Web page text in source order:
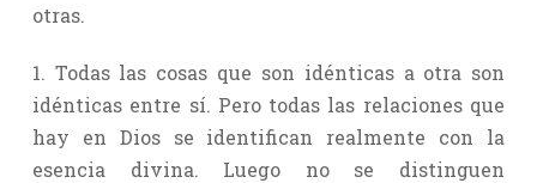
otras.
1. Todas las cosas que son idénticas a otra son
idénticas entre sí. Pero todas las relaciones que
hay en Dios se identifican realmente con la
esencia divina. Luego no se distinguen